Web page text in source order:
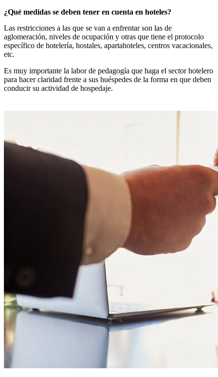
¿Qué medidas se deben tener en cuenta en hoteles?
Las restricciones a las que se van a enfrentar son las de
aglomeración, niveles de ocupación y otras que tiene el protocolo
específico de hotelería, hostales, apartahoteles, centros vacacionales,
etc.
Es muy importante la labor de pedagogía que haga el sector hotelero
para hacer claridad frente a sus huéspedes de la forma en que deben
conducir su actividad de hospedaje.